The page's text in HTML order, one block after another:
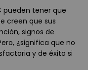
pueden tener que
creen que sus
signos de
¿significa que no
y de éxito si